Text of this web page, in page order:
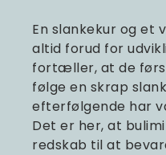
En slankekur og
altid forud for
fortæller, at de
følge en skrap
efterfølgende har
Det er her, at
redskab til at